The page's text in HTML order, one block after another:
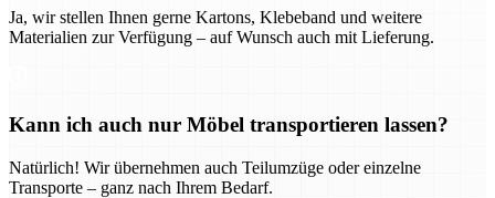
Ja, wir stellen Ihnen gerne Kartons, Klebeband und weitere
Materialien zur Verfügung – auf Wunsch auch mit Lieferung.
Kann ich auch nur Möbel transportieren lassen?
Natürlich! Wir übernehmen auch Teilumzüge oder einzelne
Transporte – ganz nach Ihrem Bedarf.